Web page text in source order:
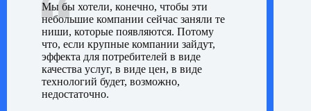
Мы бы хотели, конечно, чтобы эти
небольшие компании сейчас заняли те
ниши, которые появляются. Потому
что, если крупные компании зайдут,
эффекта для потребителей в виде
качества услуг, в виде цен, в виде
технологий будет, возможно,
недостаточно.